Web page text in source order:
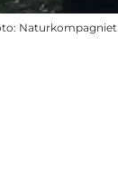
: Naturkompagniet